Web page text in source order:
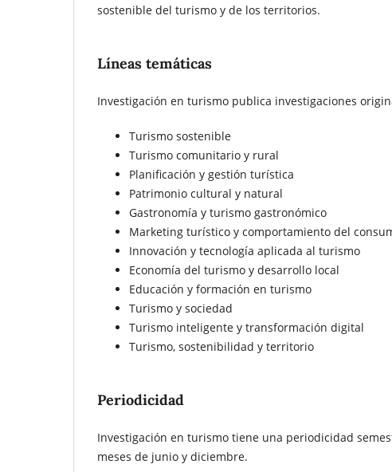
sostenible del turismo y de los territorios.
Líneas temáticas
Investigación en turismo publica investigaciones
Turismo sostenible
Turismo comunitario y rural
Planificación y gestión turística
Patrimonio cultural y natural
Gastronomía y turismo gastronómico
Marketing turístico y comportamiento del
Innovación y tecnología aplicada al turismo
Economía del turismo y desarrollo local
Educación y formación en turismo
Turismo y sociedad
Turismo inteligente y transformación digital
Turismo, sostenibilidad y territorio
Periodicidad
Investigación en turismo tiene una periodicidad
meses de junio y diciembre.